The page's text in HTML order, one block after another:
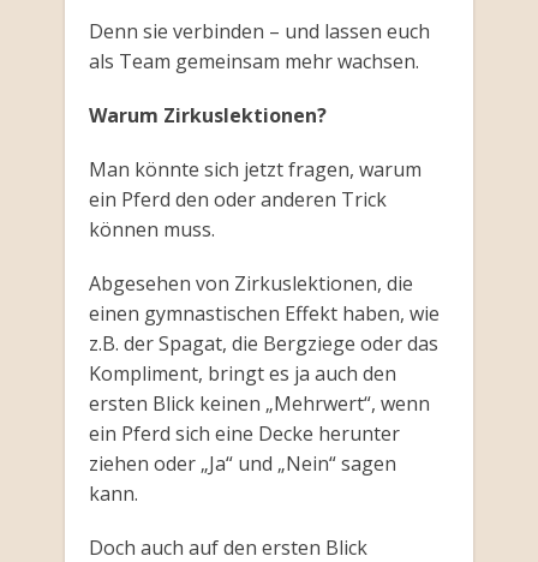
Denn sie verbinden – und lassen euch
als Team gemeinsam mehr wachsen.
Warum Zirkuslektionen?
Man könnte sich jetzt fragen, warum
ein Pferd den oder anderen Trick
können muss.
Abgesehen von Zirkuslektionen, die
einen gymnastischen Effekt haben, wie
z.B. der Spagat, die Bergziege oder das
Kompliment, bringt es ja auch den
ersten Blick keinen „Mehrwert“, wenn
ein Pferd sich eine Decke herunter
ziehen oder „Ja“ und „Nein“ sagen
kann.
Doch auch auf den ersten Blick